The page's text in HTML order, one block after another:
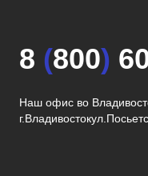
8 (800)
Наш офис во
г.Владивосток